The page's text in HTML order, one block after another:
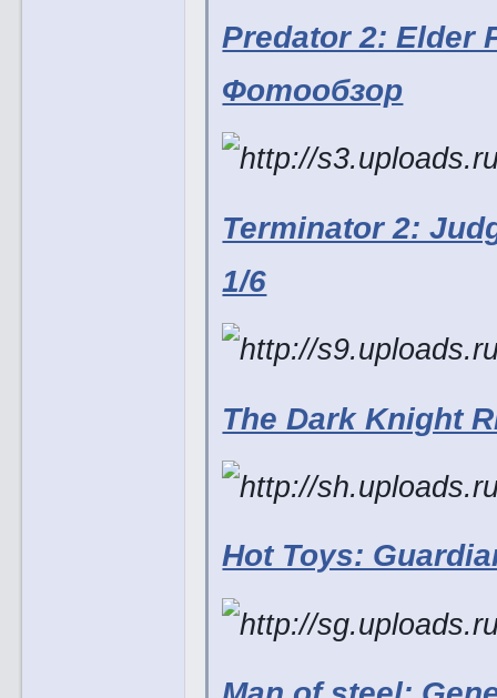
Predator 2: Elder
Фотообзор
Terminator 2:
1/6
The Dark Knight
Hot Toys: